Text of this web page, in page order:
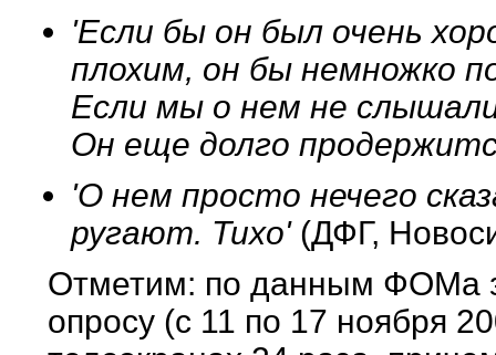
'Если бы он был очень
плохим, он бы немножко
Если мы о нем не
Он еще долго
'О нем просто нечего
ругают. Тихо' (ДФГ,
Отметим: по данным ФОМа
опросу (с 11 по 17 ноября